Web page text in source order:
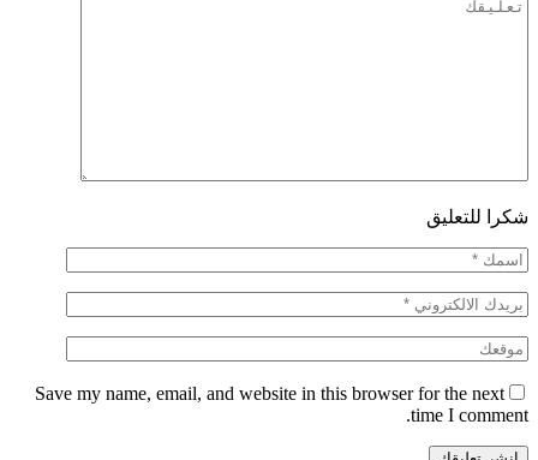
شكرا للتعليق
Save my name, email, and website in this browser for the next
time I comment.